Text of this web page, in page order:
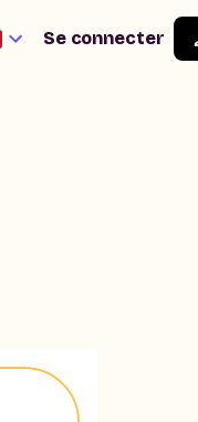
Se connecter